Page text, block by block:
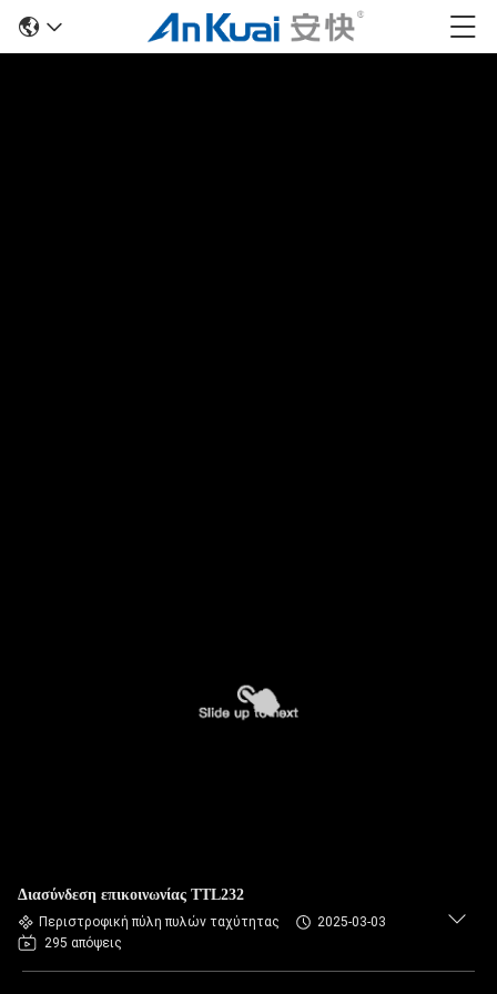
Διασύνδεση επικοινωνίας TTL232
Περιστροφική πύλη πυλών ταχύτητας
2025-03-03
295 απόψεις